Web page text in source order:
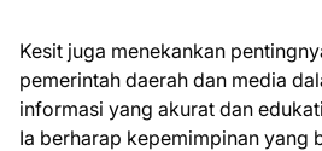
Kesit juga menekankan
pemerintah daerah dan media
informasi yang akurat dan
Ia berharap kepemimpinan yang